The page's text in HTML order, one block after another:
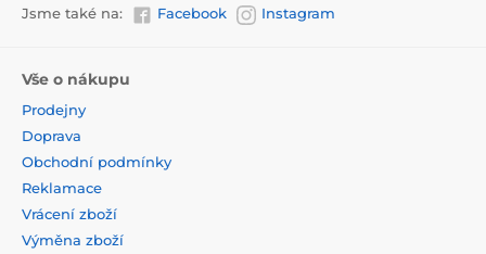
Jsme také na: Facebook Instagram
Vše o nákupu
Prodejny
Doprava
Obchodní podmínky
Reklamace
Vrácení zboží
Výměna zboží